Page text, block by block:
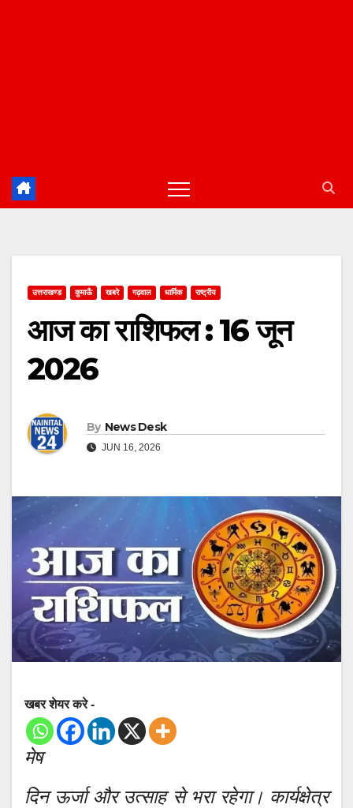
उत्तराखण्ड कुमाऊँ खबरे गढ़वाल धार्मिक राष्ट्रीय
आज का राशिफल : 16 जून
2026
By News Desk
JUN 16, 2026
खबर शेयर करे -
मेष
दिन ऊर्जा और उत्साह से भरा रहेगा। कार्यक्षेत्र